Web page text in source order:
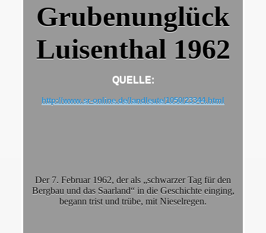
Grubenunglück
Luisenthal 1962
QUELLE:
http://www.sr-online.de/landleute/1050/23344.html
Der 7. Februar 1962, der als „schwarzer Tag für den
Bergbau und das Saarland“ in die Geschichte einging,
begann trist und trübe, mit Nieselregen.
an das Grubenunglück